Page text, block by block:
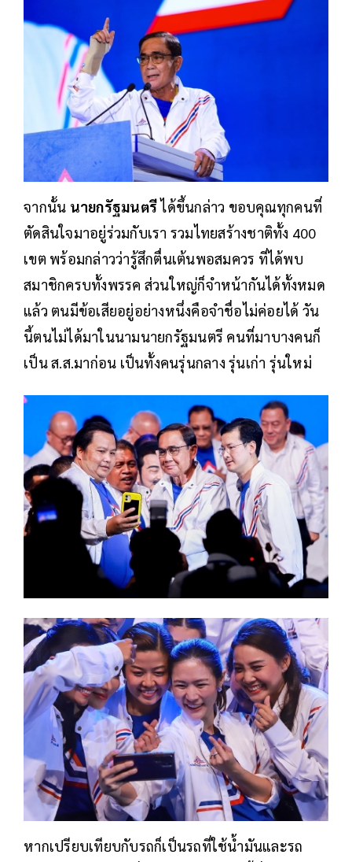
จากนั้น นายกรัฐมนตรี​ได้ขึ้นกล่าว ขอบคุณทุกคนที่
ตัดสินใจมาอยู่ร่วมกับเรา รวมไทยสร้างชาติทั้ง 400
เขต พร้อมกล่าวว่ารู้สึกตื่นเต้นพอสมควร ที่ได้พบ
สมาชิกครบทั้งพรรค ส่วนใหญ่ก็จำหน้ากันได้ทั้งหมด
แล้ว ตนมีข้อเสียอยู่อย่างหนึ่งคือจำชื่อไม่ค่อยได้ วัน
นี้ตนไม่ได้มาในนามนายกรัฐมนตรี คนที่มาบางคนก็
เป็น ส.ส.มาก่อน เป็นทั้งคนรุ่นกลาง รุ่นเก่า รุ่นใหม่
หากเปรียบเทียบกับรถก็เป็นรถที่ใช้น้ำมันและรถ